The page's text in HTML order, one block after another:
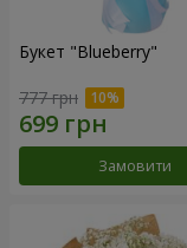
Букет "Blueberry"
777 грн
Замовити